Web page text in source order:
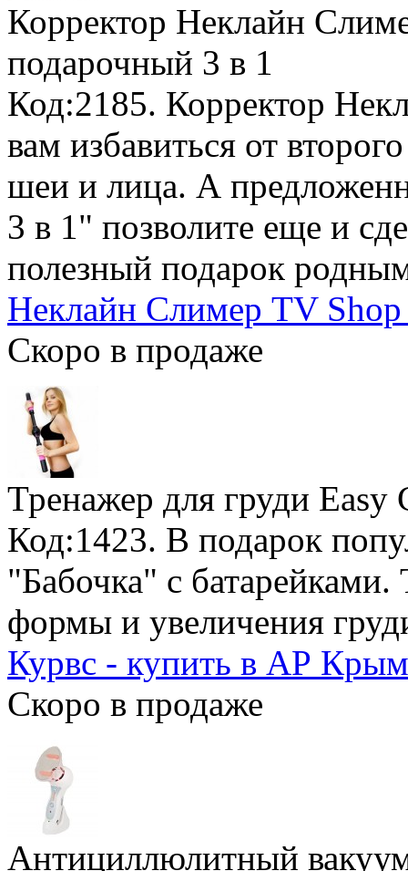
Корректор Неклайн
подарочный 3 в 1
Код:2185. Корректор
вам избавиться от
шеи и лица. А
3 в 1" позволите еще и
полезный подарок
Неклайн Слимер TV Shop
Скоро в продаже
Тренажер для груди Easy
Код:1423. В подарок
"Бабочка" с батарейками.
формы и увеличения
Курвс - купить в АР
Скоро в продаже
Антициллюлитный